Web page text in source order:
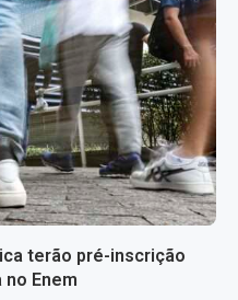
terão pré-inscrição
Enem